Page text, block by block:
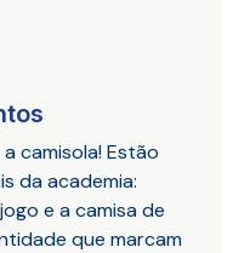
camisola! Estão
da academia:
e a camisa de
que marcam